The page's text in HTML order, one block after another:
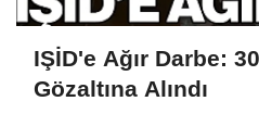
IŞİD'e Ağır Darbe:
Gözaltına Alındı